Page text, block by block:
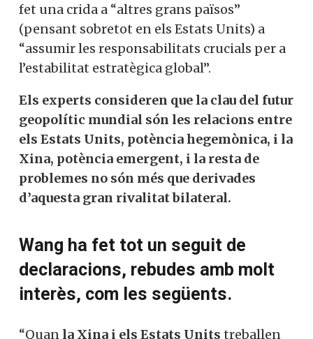
força d’estabilització”.
Ha declarat que “el risc més gran que corre
el món és l’absència de cooperació a escala
especial la manca de cooperació de
Washington amb Pequín.Wangha
assegurat que “per molt que el món
canviï, la Xina servirà com una força
incondicional per a l’estabilitat en un
món turbulent”. Ha fet una crida a “altres
Estats Units) a “assumir les
responsabilitats crucials per a l’estabilitat
estratègica global”.
Els experts consideren que la clau del
futur geopolític mundial són les